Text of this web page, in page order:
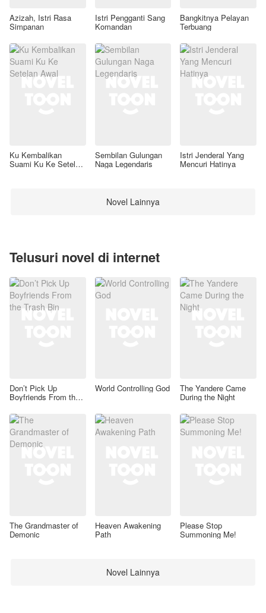
Azizah, Istri Rasa
Simpanan
Istri Pengganti Sang
Komandan
Bangkitnya Pelayan
Terbuang
Ku Kembalikan
Suami Ku Ke Setelan
Sembilan Gulungan
Naga Legendaris
Istri Jenderal Yang
Mencuri Hatinya
Novel Lainnya
Telusuri novel di internet
Don’t Pick Up
Boyfriends From the
World Controlling God The Yandere Came
During the Night
The Grandmaster of
Demonic
Heaven Awakening
Path
Please Stop
Summoning Me!
Novel Lainnya